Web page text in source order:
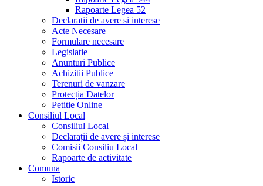
Rapoarte Legea 52
Declaratii de avere si interese
Acte Necesare
Formulare necesare
Legislatie
Anunturi Publice
Achizitii Publice
Terenuri de vanzare
Protecția Datelor
Petitie Online
Consiliul Local
Consiliul Local
Declarații de avere și interese
Comisii Consiliu Local
Rapoarte de activitate
Comuna
Istoric